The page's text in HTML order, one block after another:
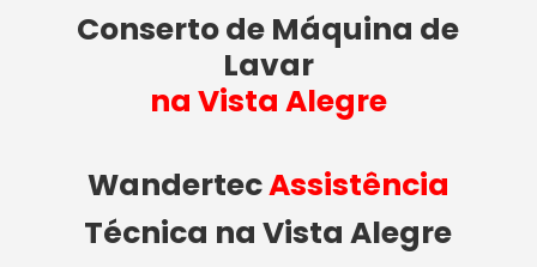
Conserto de Máquina de
Lavar
na Vista Alegre
WandertecAssistência
Técnica na Vista Alegre